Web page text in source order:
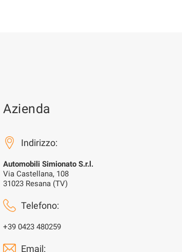
Azienda
Indirizzo:
Automobili Simionato S.r.l.
Via Castellana, 108
31023 Resana (TV)
Telefono:
+39 0423 480259
Email: